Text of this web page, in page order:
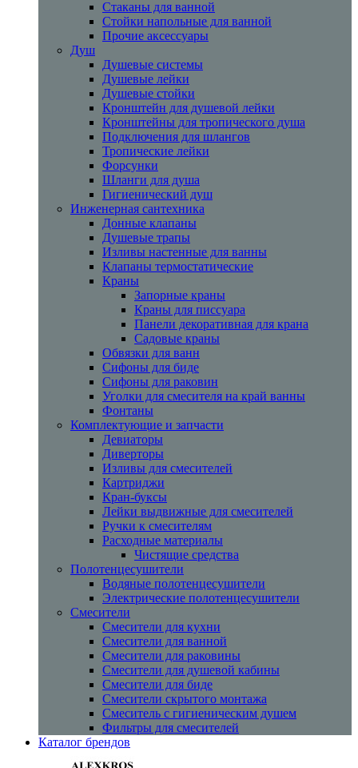
Стаканы для ванной
Стойки напольные для ванной
Прочие аксессуары
Душ
Душевые системы
Душевые лейки
Душевые стойки
Кронштейн для душевой лейки
Кронштейны для тропического душа
Подключения для шлангов
Тропические лейки
Форсунки
Шланги для душа
Гигиенический душ
Инженерная сантехника
Донные клапаны
Душевые трапы
Изливы настенные для ванны
Клапаны термостатические
Краны
Запорные краны
Краны для писсуара
Панели декоративная для крана
Садовые краны
Обвязки для ванн
Сифоны для биде
Сифоны для раковин
Уголки для смесителя на край ванны
Фонтаны
Комплектующие и запчасти
Девиаторы
Диверторы
Изливы для смесителей
Картриджи
Кран-буксы
Лейки выдвижные для смесителей
Ручки к смесителям
Расходные материалы
Чистящие средства
Полотенцесушители
Водяные полотенцесушители
Электрические полотенцесушители
Смесители
Смесители для кухни
Смесители для ванной
Смесители для раковины
Смесители для душевой кабины
Смесители для биде
Смесители скрытого монтажа
Смеситель с гигиеническим душем
Фильтры для смесителей
Каталог брендов